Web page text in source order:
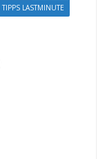
TIPPS LASTMINUTE